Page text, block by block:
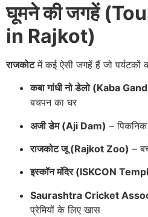
घूमने की जगहें
in Rajkot)
राजकोटमें कई ऐसी जगहें हैं जो पर्यटकों
कबा गांधी नो डेलो (Kaba
बचपन का घर
अजी डेम (Aji Dam) –
राजकोट जू (Rajkot Zoo) –
इस्कॉन मंदिर (ISKCON
Saurashtra Cricket
प्रेमियों के लिए खास